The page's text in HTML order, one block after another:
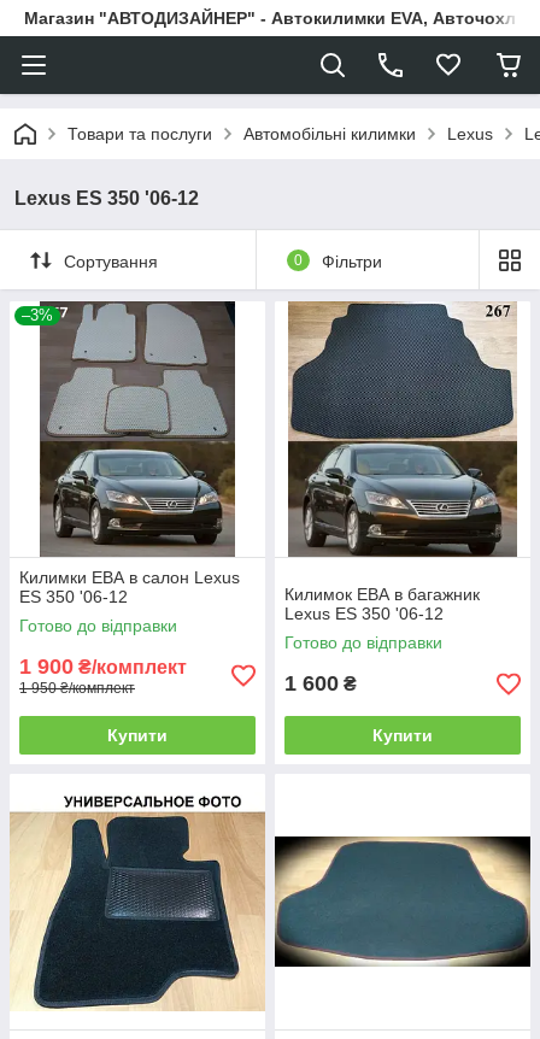
Магазин "АВТОДИЗАЙНЕР" - Автокилимки EVA, Авточохли,
Товари та послуги Автомобільні килимки Lexus
Lexus ES 350 '06-12
Сортування 0 Фільтри
–3%
Килимки ЕВА в салон Lexus
ES 350 '06-12
Готово до відправки
1 900 ₴/комплект
1 950 ₴/комплект
Купити
Килимок ЕВА в багажник
Lexus ES 350 '06-12
Готово до відправки
1 600 ₴
Купити